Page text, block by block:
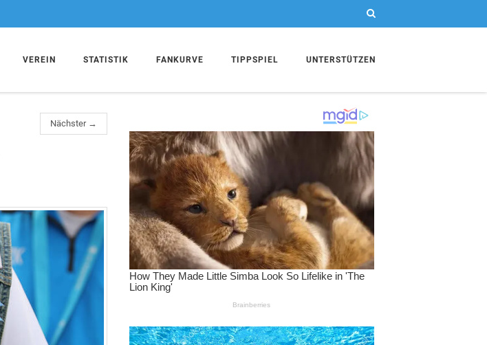
VEREIN STATISTIK FANKURVE TIPPSPIEL UNTERSTÜTZEN
Nächster →